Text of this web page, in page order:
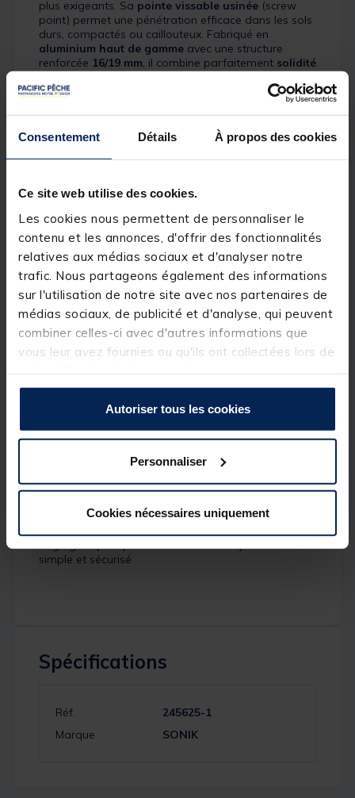
Consentement Détails À propos des cookies
Ce site web utilise des cookies.
Les cookies nous permettent de personnaliser le
contenu et les annonces, d'offrir des fonctionnalités
relatives aux médias sociaux et d'analyser notre
trafic. Nous partageons également des informations
sur l'utilisation de notre site avec nos partenaires de
médias sociaux, de publicité et d'analyse, qui peuvent
combiner celles-ci avec d'autres informations que
vous leur avez fournies ou qu'ils ont collectées lors de
Autoriser tous les cookies
Personnaliser
Cookies nécessaires uniquement
plus exigeants. Sa pointe vissable usinée (screw
point) permet une pénétration efficace dans les sols
durs, compactés ou caillouteux. Fabriqué en
aluminium haut de gamme avec une structure
renforcée 16/19 mm, il combine parfaitement solidité
pour une durabilité maximale.
Son système de réglageCamlockest un véritable
atout : grâce à un
levier de serrage , vous ajustez la
hauteur rapidement et de manière sécurisée, sans
effort. Il est également livré avec unebarre de
visser facilement dans les sols les plus durs. Un
un réglage rapide et une fixation ultra stable.
Détails
Longueur : 24" / 60 cm
Bankstickscrew point Camlockpour lessols les
plus durs
Construction enaluminium haut de gamme:solide
pour une pénétration optimale
Barre de torsionincluse, se rangeà l’intérieurdu
(durabilité + style)
Réglage rapide parlevier Camlock: ajustement
simple et sécurisé
Spécifications
Réf.
245625-1
Marque
SONIK